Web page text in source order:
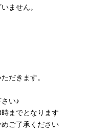
ません。
だきます。
い♪
までとなります
ご了承ください